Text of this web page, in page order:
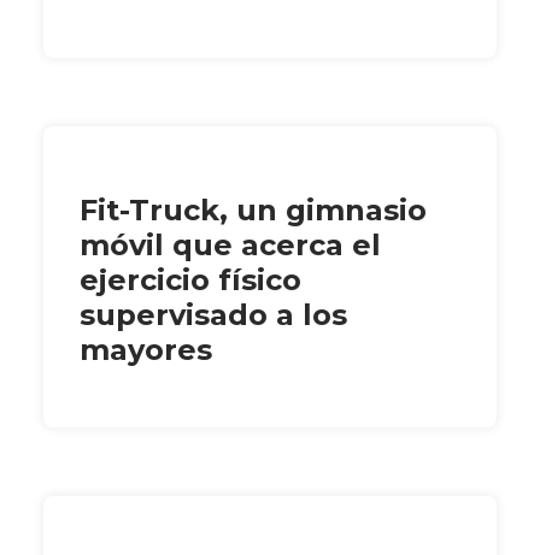
Fit-Truck, un gimnasio
móvil que acerca el
ejercicio físico
supervisado a los
mayores